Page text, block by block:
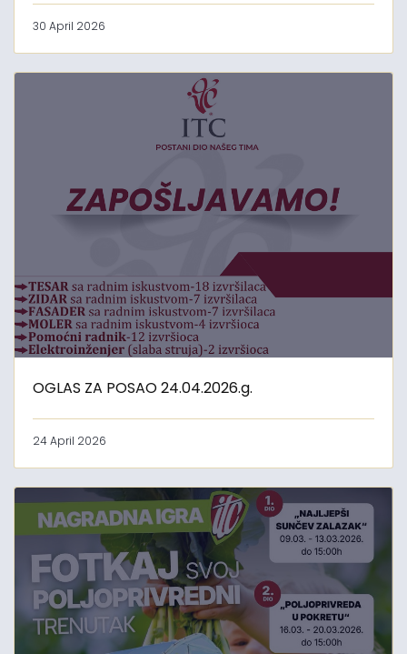
30 April 2026
OGLAS ZA POSAO 24.04.2026.g.
24 April 2026